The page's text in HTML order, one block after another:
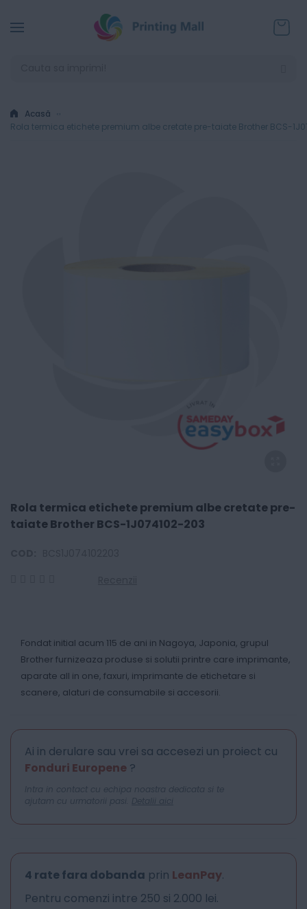
Acasă
Rola termica etichete premium albe cretate pre-taiate Brother BCS-
Rola termica etichete premium albe cretate pre-
taiate Brother BCS-1J074102-203
Fondat initial acum 115 de ani in Nagoya, Japonia, grupul
Brother furnizeaza produse si solutii printre care imprimante,
aparate all in one, faxuri, imprimante de etichetare si
scanere, alaturi de consumabile si accesorii.
Ai in derulare sau vrei sa accesezi un proiect cu
Fonduri Europene ?
Intra in contact cu echipa noastra dedicata si te
ajutam cu urmatorii pasi. Detalii aici
4 rate fara dobanda prin LeanPay.
Pentru comenzi intre 250 si 2.000 lei.